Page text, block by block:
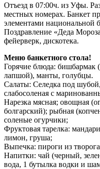
Отъезд в 07:00ч. из Уфы.
местных номерах. Банкет
элементами национальной
Поздравление «Деда
фейерверк, дискотека.
Меню банкетного стола!
Горячие блюда: бишбармак
лапшой), манты, голубцы.
Салаты: Селедка под
слабосоленая с
Нарезка мясная; овощная
болгарский); рыбная
соленые огурчики;
Фруктовая тарелка:
лимон, груша;
Выпечка: пироги из
Напитки: чай (черный,
вода, 1 бутылка водки и